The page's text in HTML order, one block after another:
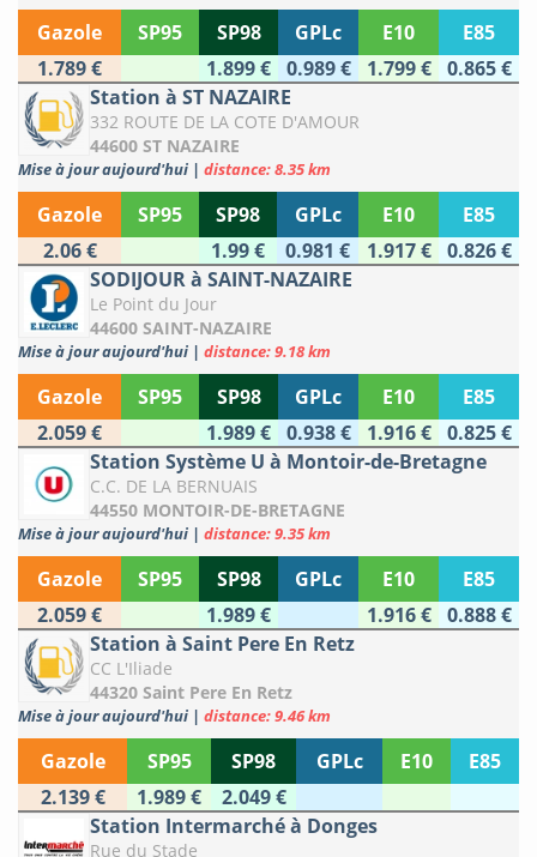
Gazole SP95 SP98 GPLc E10
E85
1.789 €
1.899 € 0.989 € 1.799 €
0.865 €
Station à ST NAZAIRE
332 ROUTE DE LA COTE D'AMOUR
44600 ST NAZAIRE
Mise à jour aujourd'hui | distance: 8.35 km
Gazole SP95 SP98 GPLc E10
E85
2.06 €
1.99 € 0.981 € 1.917 €
0.826 €
SODIJOUR à SAINT-NAZAIRE
Le Point du Jour
44600 SAINT-NAZAIRE
Mise à jour aujourd'hui | distance: 9.18 km
Gazole SP95 SP98 GPLc E10
E85
2.059 €
1.989 € 0.938 € 1.916 €
0.825 €
Station Système U à Montoir-de-Bretagne
C.C. DE LA BERNUAIS
44550 MONTOIR-DE-BRETAGNE
Mise à jour aujourd'hui | distance: 9.35 km
Gazole SP95 SP98 GPLc E10
E85
2.059 €
1.989 € 1.916 €
0.888 €
Station à Saint Pere En Retz
CC L'Iliade
44320 Saint Pere En Retz
Mise à jour aujourd'hui | distance: 9.46 km
Gazole SP95 SP98 GPLc E10
E85
2.139 €
1.989 €
2.049 €
Station Intermarché à Donges
Rue du Stade